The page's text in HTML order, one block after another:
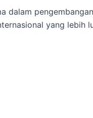
dalam
yang lebih